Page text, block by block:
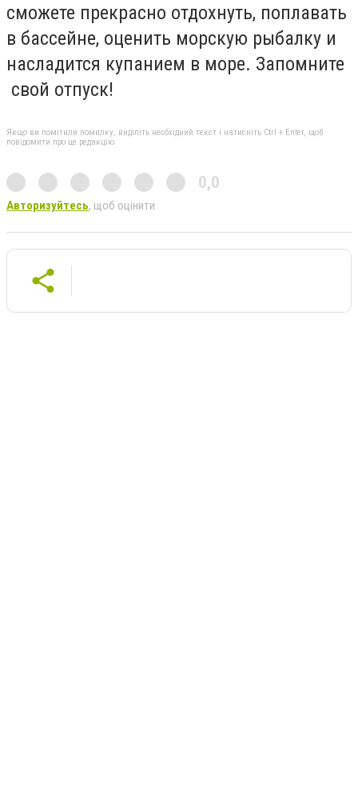
сможете прекрасно отдохнуть, поплавать
в бассейне, оценить морскую рыбалку и
насладится купанием в море. Запомните
свой отпуск!
Якщо ви помітили помилку, виділіть необхідний текст і натисніть Ctrl + Enter, щоб
повідомити про це редакцію
0,0
Авторизуйтесь, щоб оцінити